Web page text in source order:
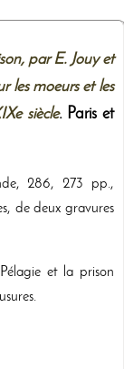
par E. Jouy et
les moeurs et les
siècle. Paris et
286, 273 pp.,
de deux gravures
et la prison